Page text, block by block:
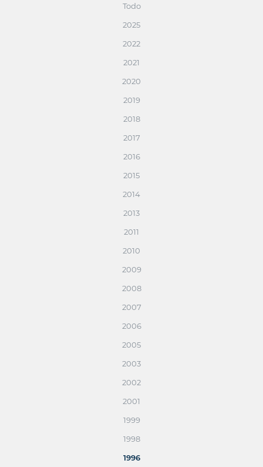
Todo
2025
2022
2021
2020
2019
2018
2017
2016
2015
2014
2013
2011
2010
2009
2008
2007
2006
2005
2003
2002
2001
1999
1998
1996